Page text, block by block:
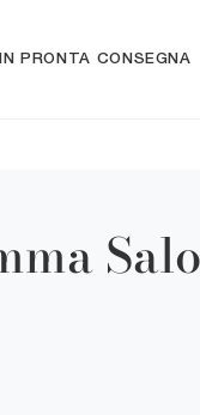
PRONTA CONSEGNA